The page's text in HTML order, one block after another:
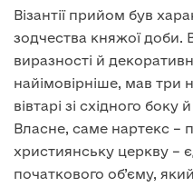
Візантії прийом був
зодчества княжої доби.
виразності й
найімовірніше, мав три
вівтарі зі східного боку
Власне, саме нартекс –
християнську церкву –
початкового об’єму,